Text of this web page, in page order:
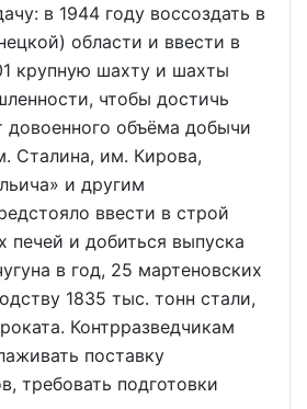
в 1944 году воссоздать в
области и ввести в
крупную шахту и шахты
чтобы достичь
довоенного объёма добычи
Сталина, им. Кирова,
и другим
ввести в строй
печей и добиться выпуска
в год, 25 мартеновских
1835 тыс. тонн стали,
Контрразведчикам
поставку
требовать подготовки